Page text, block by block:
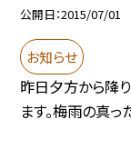
公開日 2015/07/01
お知らせ
昨日夕方から降
ます。梅雨の真